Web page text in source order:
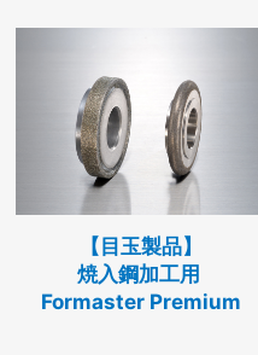
【目玉製品】
焼入鋼加工用
Formaster Premium